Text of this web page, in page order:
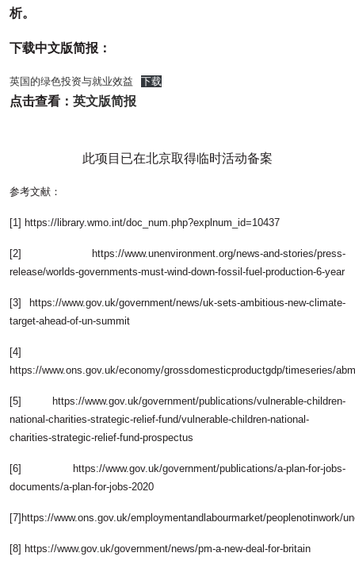
析。
下载中文版简报：
英国的绿色投资与就业效益 下载
点击查看： 英文版简报
此项目已在北京取得临时活动备案
参考文献：
[1] https://library.wmo.int/doc_num.php?explnum_id=10437
[2] https://www.unenvironment.org/news-and-stories/press-
release/worlds-governments-must-wind-down-fossil-fuel-production-6-year
[3] https://www.gov.uk/government/news/uk-sets-ambitious-new-climate-
target-ahead-of-un-summit
[4]
https://www.ons.gov.uk/economy/grossdomesticproductgdp/timeseries/
[5] https://www.gov.uk/government/publications/vulnerable-children-
national-charities-strategic-relief-fund/vulnerable-children-national-
charities-strategic-relief-fund-prospectus
[6] https://www.gov.uk/government/publications/a-plan-for-jobs-
documents/a-plan-for-jobs-2020
[7]https://www.ons.gov.uk/employmentandlabourmarket/peoplenotinwork/
[8] https://www.gov.uk/government/news/pm-a-new-deal-for-britain